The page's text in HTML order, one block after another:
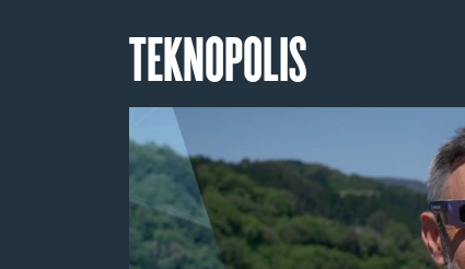
TEKNOPOLIS